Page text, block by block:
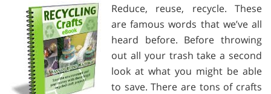
Reduce, reuse, recycle. These
are famous words that we’ve all
heard before. Before throwing
out all your trash take a second
look at what you might be able
to save. There are tons of crafts